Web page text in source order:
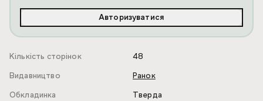
Авторизуватися
Кількість сторінок
48
Видавництво
Ранок
Обкладинка
Тверда